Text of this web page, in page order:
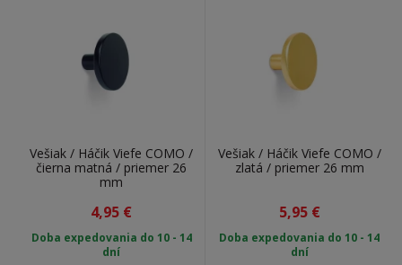
Vešiak / Háčik Viefe COMO /
čierna matná / priemer 26
mm
4,95 €
Doba expedovania do 10 - 14
dní
Vešiak / Háčik Viefe COMO /
zlatá / priemer 26 mm
5,95 €
Doba expedovania do 10 - 14
dní